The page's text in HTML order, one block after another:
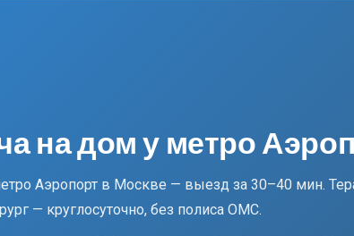
на дом у метро
Аэропорт в Москве — выезд за 30–40 мин.
— круглосуточно, без полиса ОМС.